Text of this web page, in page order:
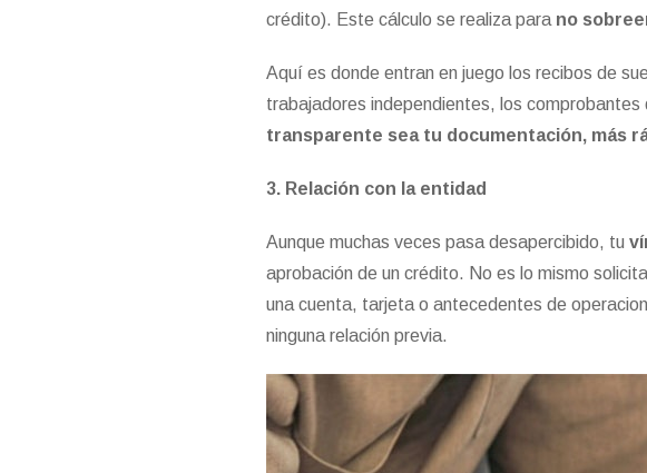
crédito). Este cálculo se realiza para no
Aquí es donde entran en juego los recibos de
trabajadores independientes, los comprobantes
transparente sea tu documentación, más
3. Relación con la entidad
Aunque muchas veces pasa desapercibido, tu
aprobación de un crédito. No es lo mismo
una cuenta, tarjeta o antecedentes de
ninguna relación previa.